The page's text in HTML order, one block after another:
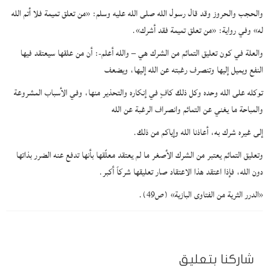
والحجب والحروز وقد قال رسول الله صلى الله عليه وسلم: «من تعلق تميمة فلا أتم الله
له» وفي رواية: «من تعلق تميمة فقد أشرك».
والعلة في كون تعليق التمائم من الشرك هي – والله أعلم-: أن من علقها سيعتقد فيها
النفع ويميل إليها وتنصرف رغبته عن الله إليها، ويضعف
توكله على الله وحده وكل ذلك كافٍ في إنكاره والتحذير منها، وفي الأسباب المشروعة
والمباحة ما يغني عن التمائم وانصراف الرغبة عن الله
إلى غيره شرك به، أعاذنا الله وإياكم من ذلك.
وتعليق التمائم يعتبر من الشرك الأصغر ما لم يعتقد معلّقها بأنها تدفع عنه الضرر بذاتها
دون الله، فإذا اعتقد هذا الاعتقاد صار تعليقها شركاً أكبر.
«الدرر الثرية من الفتاوى البازية» (ص49).
شاركنا بتعليق